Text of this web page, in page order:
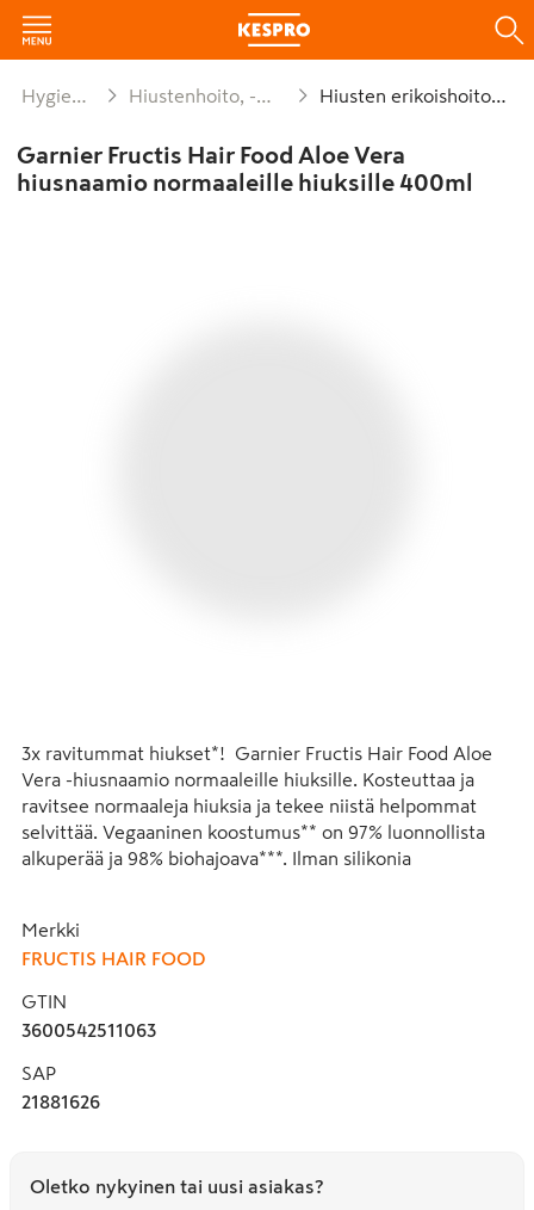
Hygienia ja siivous Hiustenhoito, -muotoilu ja -välineet Hiusten erikoishoitoaineet
Garnier Fructis Hair Food Aloe Vera
hiusnaamio normaaleille hiuksille 400ml
3x ravitummat hiukset*!  Garnier Fructis Hair Food Aloe
Vera -hiusnaamio normaaleille hiuksille. Kosteuttaa ja
ravitsee normaaleja hiuksia ja tekee niistä helpommat
selvittää. Vegaaninen koostumus** on 97% luonnollista
alkuperää ja 98% biohajoava***. Ilman silikonia
hoitoaineena. Garnier on virallisesti hyväksytty Cruelty
Free International Leaping Bunny -ohjelmaan.
3 tapaa käyttää:
Hoitoaineena: Levitä kosteisiin hiuksiin shampoopesun
jälkeen. Huuhtele.
Hiusnaamiona: Levitä kosteisiin hiuksiin shampoopesun
kosteiden hiusten pituuksiin. Ei huuhdella.
Merkki
FRUCTIS HAIR FOOD
GTIN
3600542511063
SAP
21881626
Oletko nykyinen tai uusi asiakas?